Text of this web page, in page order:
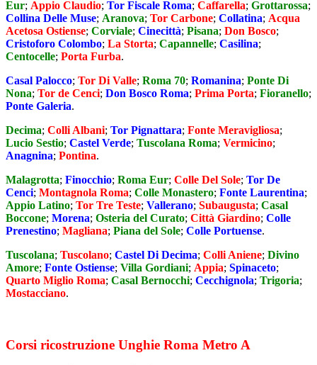
Eur; Appio Claudio; Tor Fiscale Roma; Caffarella; Grottarossa;
Collina Delle Muse; Aranova; Tor Carbone; Collatina; Acqua
Acetosa Ostiense; Corviale; Cinecittà; Pisana; Don Bosco;
Cristoforo Colombo; La Storta; Capannelle; Casilina;
Centocelle; Porta Furba.
Casal Palocco; Tor Di Valle; Roma 70; Romanina; Ponte Di
Nona; Tor de Cenci; Don Bosco Roma; Prima Porta; Fioranello;
Ponte Galeria.
Decima; Colli Albani; Tor Pignattara; Fonte Meravigliosa;
Lucio Sestio; Castel Verde; Tuscolana Roma; Vermicino;
Anagnina; Pontina.
Malagrotta; Finocchio; Roma Eur; Colle Del Sole; Tor De
Cenci; Montagnola Roma; Colle Monastero; Fonte Laurentina;
Appio Latino; Tor Tre Teste; Vallerano; Subaugusta; Casal
Boccone; Morena; Osteria del Curato; Città Giardino; Colle
Prenestino; Magliana; Piana del Sole; Colle Portuense.
Tuscolana; Tuscolano; Castel Di Decima; Colli Aniene; Divino
Amore; Fonte Ostiense; Villa Gordiani; Appia; Spinaceto;
Quarto Miglio Roma; Casal Bernocchi; Cecchignola; Trigoria;
Mostacciano.
Corsi ricostruzione Unghie Roma Metro A